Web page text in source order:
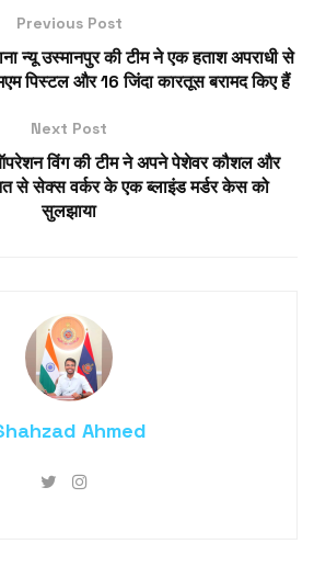
Previous Post
न्यू उस्मानपुर की टीम ने एक हताश अपराधी से
पिस्टल और 16 जिंदा कारतूस बरामद किए हैं
Next Post
विंग की टीम ने अपने पेशेवर कौशल और
से सेक्स वर्कर के एक ब्लाइंड मर्डर केस को
सुलझाया
Ahmed